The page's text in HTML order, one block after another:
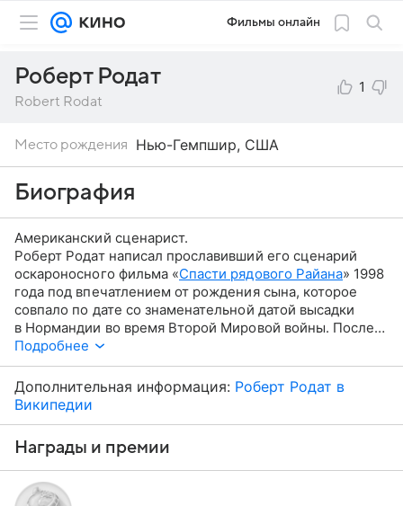
Фильмы онлайн
Роберт Родат
Robert Rodat
1
Место рождения Нью-Гемпшир, США
Награды и премии
Биография
Американский сценарист.
Роберт Родат написал прославивший его сценарий
оскароносного фильма «Спасти рядового Райана» 1998
года под впечатлением от рождения сына, которое
совпало по дате со знаменательной датой высадки
в Нормандии во время Второй Мировой войны. После
были фильмы «
Царство тьмы» и другие.
Подробнее
Дополнительная информация: Роберт Родат в
Википедии